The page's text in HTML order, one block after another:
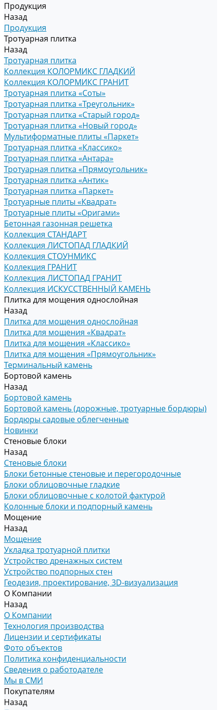
Продукция
Назад
Продукция
Тротуарная плитка
Назад
Тротуарная плитка
Коллекция КОЛОРМИКС ГЛАДКИЙ
Коллекция КОЛОРМИКС ГРАНИТ
Тротуарная плитка «Соты»
Тротуарная плитка «Треугольник»
Тротуарная плитка «Старый город»
Тротуарная плитка «Новый город»
Мультиформатные плиты «Паркет»
Тротуарная плитка «Классико»
Тротуарная плитка «Антара»
Тротуарная плитка «Прямоугольник»
Тротуарная плитка «Антик»
Тротуарная плитка «Паркет»
Тротуарные плиты «Квадрат»
Тротуарные плиты «Оригами»
Бетонная газонная решетка
Коллекция СТАНДАРТ
Коллекция ЛИСТОПАД ГЛАДКИЙ
Коллекция СТОУНМИКС
Коллекция ГРАНИТ
Коллекция ЛИСТОПАД ГРАНИТ
Коллекция ИСКУССТВЕННЫЙ КАМЕНЬ
Плитка для мощения однослойная
Назад
Плитка для мощения однослойная
Плитка для мощения «Квадрат»
Плитка для мощения «Классико»
Плитка для мощения «Прямоугольник»
Терминальный камень
Бортовой камень
Назад
Бортовой камень
Бортовой камень (дорожные, тротуарные бордюры)
Бордюры садовые облегченные
Новинки
Стеновые блоки
Назад
Стеновые блоки
Блоки бетонные стеновые и перегородочные
Блоки облицовочные гладкие
Блоки облицовочные с колотой фактурой
Колонные блоки и подпорный камень
Мощение
Назад
Мощение
Укладка тротуарной плитки
Устройство дренажных систем
Устройство подпорных стен
Геодезия, проектирование, 3D-визуализация
О Компании
Назад
О Компании
Технология производства
Лицензии и сертификаты
Фото объектов
Политика конфиденциальности
Сведения о работодателе
Мы в СМИ
Покупателям
Назад